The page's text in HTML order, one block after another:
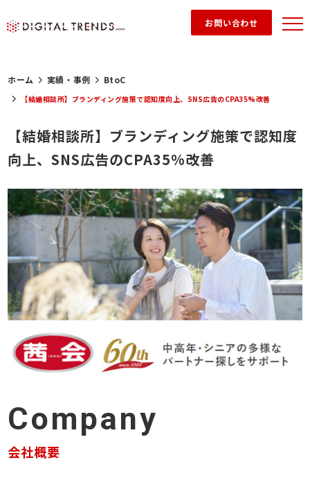
お問い合わせ
ホーム 実績・事例 BtoC
【結婚相談所】ブランディング施策で認知度向上、SNS広告のCPA35%改善
【結婚相談所】ブランディング施策で認知度
向上、SNS広告のCPA35%改善
Company
会社概要